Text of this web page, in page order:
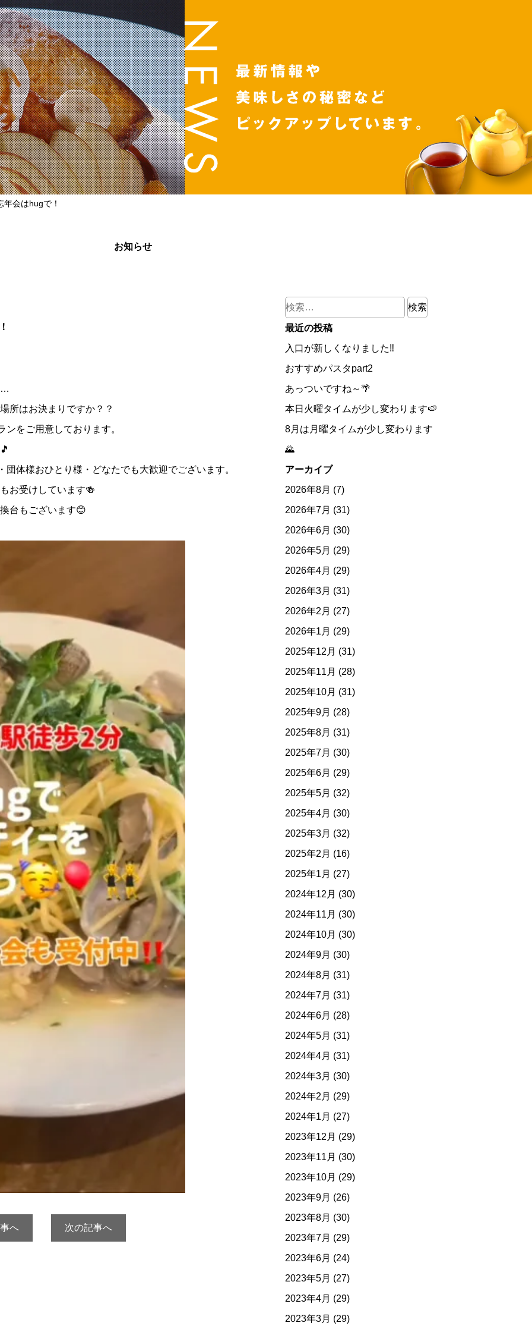
会はhugで！
お知らせ
…
所はお決まりですか？？
をご用意しております。
体様おひとり様・どなたでも大歓迎でございます。
お受けしています🍻
台もございます😊
へ 次の記事へ
検
索:
最近の投稿
入口が新しくなりました‼
おすすめパスタpart2
あっついですね～🌴
本日火曜タイムが少し変わります🍉
8月は月曜タイムが少し変わります
🌄
アーカイブ
2026年8月 (7)
2026年7月 (31)
2026年6月 (30)
2026年5月 (29)
2026年4月 (29)
2026年3月 (31)
2026年2月 (27)
2026年1月 (29)
2025年12月 (31)
2025年11月 (28)
2025年10月 (31)
2025年9月 (28)
2025年8月 (31)
2025年7月 (30)
2025年6月 (29)
2025年5月 (32)
2025年4月 (30)
2025年3月 (32)
2025年2月 (16)
2025年1月 (27)
2024年12月 (30)
2024年11月 (30)
2024年10月 (30)
2024年9月 (30)
2024年8月 (31)
2024年7月 (31)
2024年6月 (28)
2024年5月 (31)
2024年4月 (31)
2024年3月 (30)
2024年2月 (29)
2024年1月 (27)
2023年12月 (29)
2023年11月 (30)
2023年10月 (29)
2023年9月 (26)
2023年8月 (30)
2023年7月 (29)
2023年6月 (24)
2023年5月 (27)
2023年4月 (29)
2023年3月 (29)